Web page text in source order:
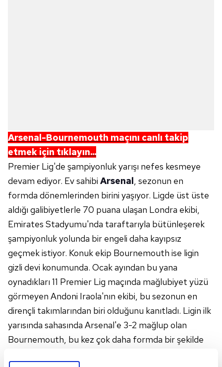
Arsenal-Bournemouth maçını canlı takip
etmek için tıklayın...
Premier Lig'de şampiyonluk yarışı nefes kesmeye
devam ediyor. Ev sahibi Arsenal, sezonun en
formda dönemlerinden birini yaşıyor. Ligde üst üste
aldığı galibiyetlerle 70 puana ulaşan Londra ekibi,
Emirates Stadyumu'nda taraftarıyla bütünleşerek
şampiyonluk yolunda bir engeli daha kayıpsız
geçmek istiyor. Konuk ekip Bournemouth ise ligin
gizli devi konumunda. Ocak ayından bu yana
oynadıkları 11 Premier Lig maçında mağlubiyet yüzü
görmeyen Andoni Iraola'nın ekibi, bu sezonun en
dirençli takımlarından biri olduğunu kanıtladı. Ligin ilk
yarısında sahasında Arsenal'e 3-2 mağlup olan
Bournemouth, bu kez çok daha formda bir şekilde